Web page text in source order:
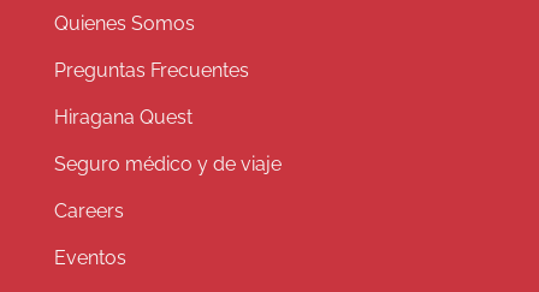
Quienes Somos
Preguntas Frecuentes
Hiragana Quest
Seguro médico y de viaje
Careers
Eventos